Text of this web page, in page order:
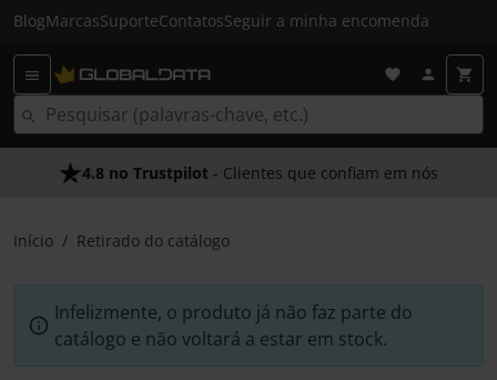
BlogMarcasSuporteContatosSeguir a minha encomenda
4.8 no Trustpilot - Clientes que confiam em nós
Início Retirado do catálogo
Infelizmente, o produto já não faz parte do
catálogo e não voltará a estar em stock.